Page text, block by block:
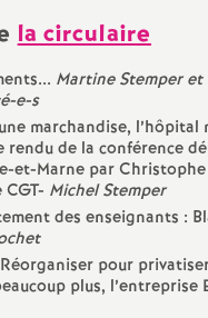
n
s
e
i
la circulaire
Martine Stemper et
e-s
marchandise, l’hôpital
de la conférence
et-Marne par
CGT- Michel Stemper
des enseignants :
pour
plus, l’entreprise